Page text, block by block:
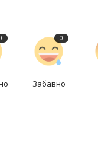
0
Забавно